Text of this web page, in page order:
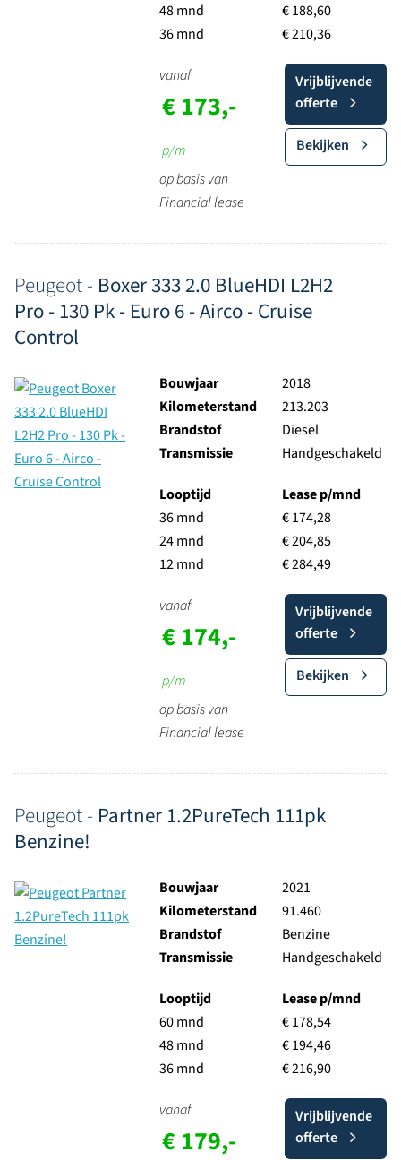
48 mnd
36 mnd
€ 188,60
€ 210,36
vanaf
€ 173,-
p/m
op basis van
Financial lease
Vrijblijvende
offerte
Bekijken
Peugeot - Boxer 333 2.0 BlueHDI L2H2
Pro - 130 Pk - Euro 6 - Airco - Cruise
Control
Bouwjaar
2018
Kilometerstand
213.203
Brandstof
Diesel
Transmissie
Handgeschakeld
Looptijd
36 mnd
24 mnd
12 mnd
Lease p/mnd
€ 174,28
€ 204,85
€ 284,49
vanaf
€ 174,-
p/m
op basis van
Financial lease
Vrijblijvende
offerte
Bekijken
Peugeot - Partner 1.2PureTech 111pk
Benzine!
Bouwjaar
2021
Kilometerstand
91.460
Brandstof
Benzine
Transmissie
Handgeschakeld
Looptijd
60 mnd
48 mnd
36 mnd
Lease p/mnd
€ 178,54
€ 194,46
€ 216,90
vanaf
€ 179,-
Vrijblijvende
offerte